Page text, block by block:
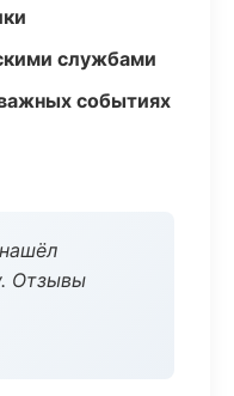
службами
событиях
Отзывы